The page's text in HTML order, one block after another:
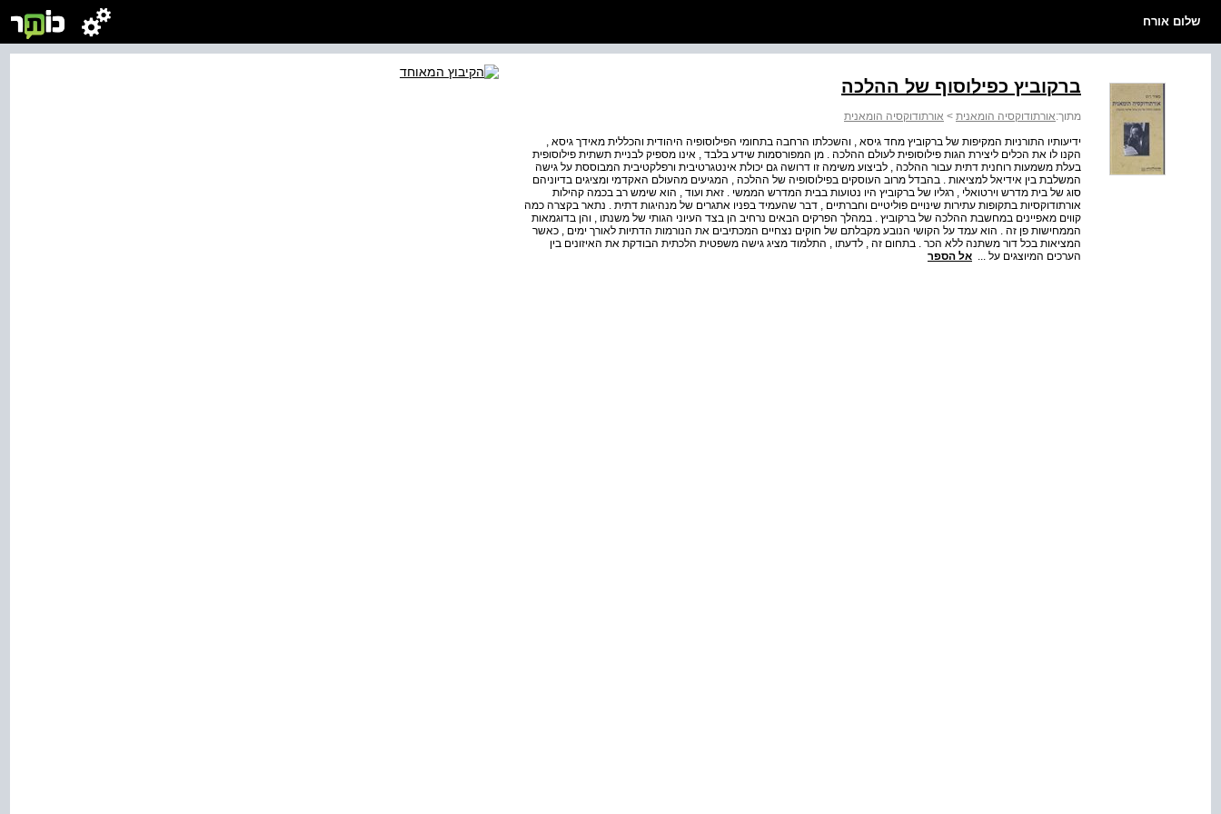
שלום אורח
ברקוביץ כפילוסוף של ההלכה
מתוך:אורתודוקסיה הומאנית > אורתודוקסיה הומאנית
ידיעותיו התורניות המקיפות של ברקוביץ מחד גיסא , והשכלתו הרחבה בתחומי הפילוסופיה היהודית והכללית מאידך גיסא ,
הקנו לו את הכלים ליצירת הגות פילוסופית לעולם ההלכה . מן המפורסמות שידע בלבד , אינו מספיק לבניית תשתית פילוסופית
בעלת משמעות רוחנית דתית עבור ההלכה , לביצוע משימה זו דרושה גם יכולת אינטגרטיבית ורפלקטיבית המבוססת על גישה
המשלבת בין אידיאל למציאות . בהבדל מרוב העוסקים בפילוסופיה של ההלכה , המגיעים מהעולם האקדמי ומציגים בדיוניהם
סוג של בית מדרש וירטואלי , רגליו של ברקוביץ היו נטועות בבית המדרש הממשי . זאת ועוד , הוא שימש רב בכמה קהילות
אורתודוקסיות בתקופות עתירות שינויים פוליטיים וחברתיים , דבר שהעמיד בפניו אתגרים של מנהיגות דתית . נתאר בקצרה כמה
קווים מאפיינים במחשבת ההלכה של ברקוביץ . במהלך הפרקים הבאים נרחיב הן בצד העיוני הגותי של משנתו , והן בדוגמאות
הממחישות פן זה . הוא עמד על הקושי הנובע מקבלתם של חוקים נצחיים המכתיבים את הנורמות הדתיות לאורך ימים , כאשר
המציאות בכל דור משתנה ללא הכר . בתחום זה , לדעתו , התלמוד מציג גישה משפטית הלכתית הבודקת את האיזונים בין
הערכים המיוצגים על ... אל הספר